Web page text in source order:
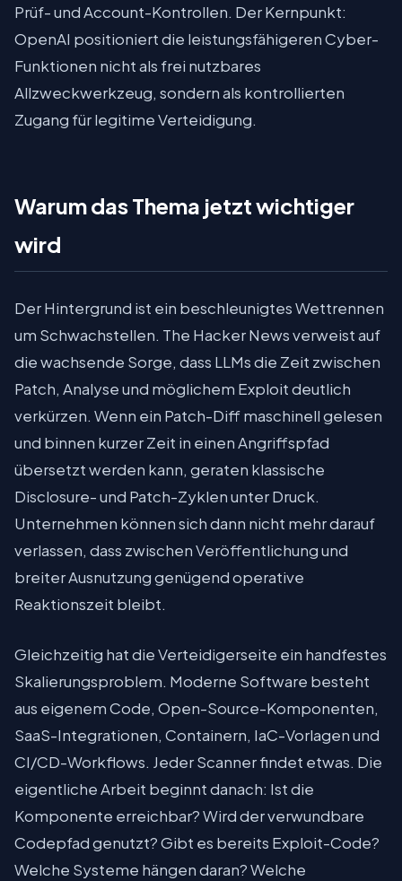
Prüf- und Account-Kontrollen. Der Kernpunkt:
OpenAI positioniert die leistungsfähigeren Cyber-
Funktionen nicht als frei nutzbares
Allzweckwerkzeug, sondern als kontrollierten
Zugang für legitime Verteidigung.
Warum das Thema jetzt wichtiger
wird
Der Hintergrund ist ein beschleunigtes Wettrennen
um Schwachstellen. The Hacker News verweist auf
die wachsende Sorge, dass LLMs die Zeit zwischen
Patch, Analyse und möglichem Exploit deutlich
verkürzen. Wenn ein Patch-Diff maschinell gelesen
und binnen kurzer Zeit in einen Angriffspfad
übersetzt werden kann, geraten klassische
Disclosure- und Patch-Zyklen unter Druck.
Unternehmen können sich dann nicht mehr darauf
verlassen, dass zwischen Veröffentlichung und
breiter Ausnutzung genügend operative
Reaktionszeit bleibt.
Gleichzeitig hat die Verteidigerseite ein handfestes
Skalierungsproblem. Moderne Software besteht
aus eigenem Code, Open-Source-Komponenten,
SaaS-Integrationen, Containern, IaC-Vorlagen und
CI/CD-Workflows. Jeder Scanner findet etwas. Die
eigentliche Arbeit beginnt danach: Ist die
Komponente erreichbar? Wird der verwundbare
Codepfad genutzt? Gibt es bereits Exploit-Code?
Welche Systeme hängen daran? Welche